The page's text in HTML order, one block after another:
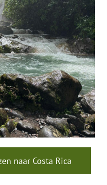
naar Costa Rica